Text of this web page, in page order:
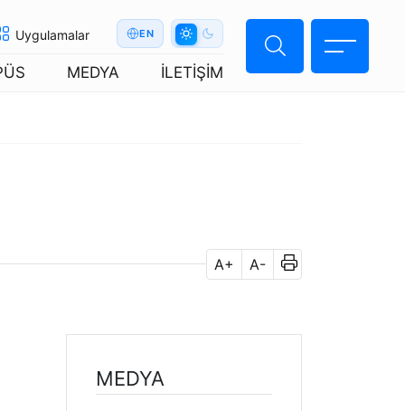
Uygulamalar EN
MEDYA İLETİŞİM
A+ A-
MEDYA